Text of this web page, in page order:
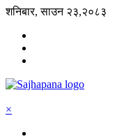
शनिबार, साउन २३,२०८३
×